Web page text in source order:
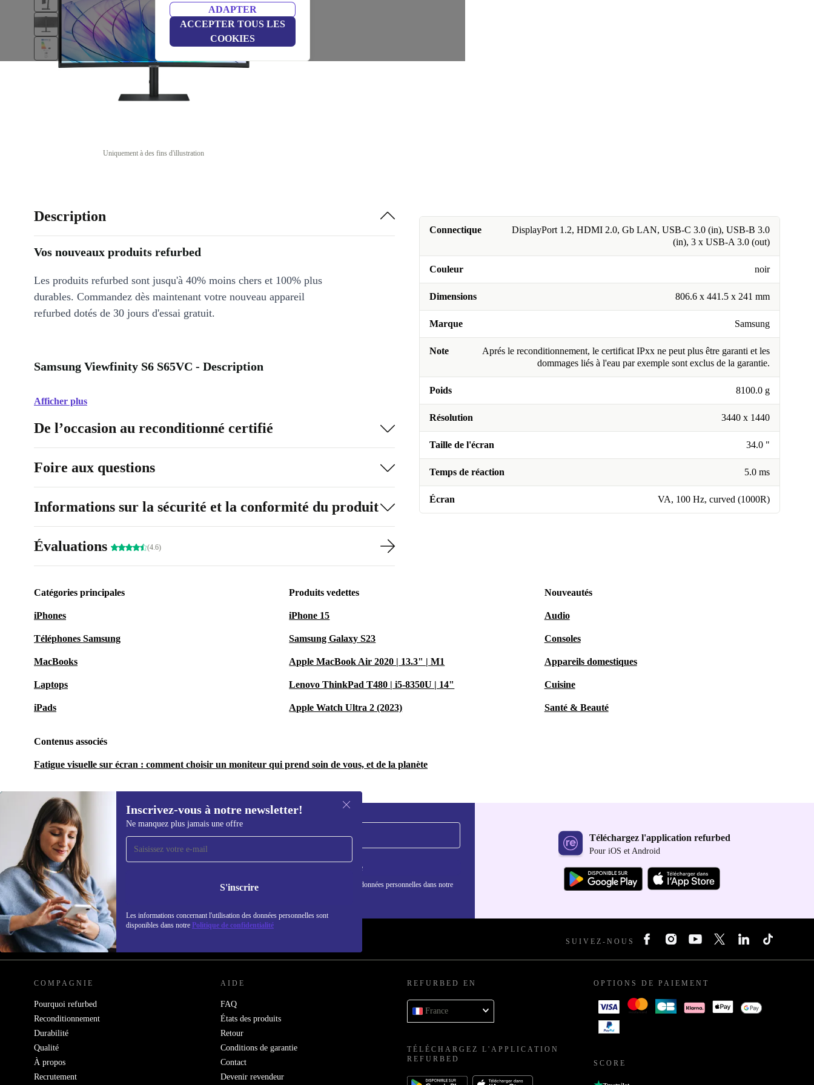
ADAPTER
ACCEPTER TOUS LES
COOKIES
Uniquement à des fins d'illustration
Connectique
DisplayPort 1.2, HDMI 2.0, Gb LAN, USB-C 3.0 (in), USB-B 3.0
(in), 3 x USB-A 3.0 (out)
Couleur noir
Dimensions 806.6 x 441.5 x 241 mm
Marque Samsung
Note
Aprés le reconditionnement, le certificat IPxx ne peut plus être garanti et les
dommages liés à l'eau par exemple sont exclus de la garantie.
Poids 8100.0 g
Résolution 3440 x 1440
Taille de l'écran 34.0 "
Temps de réaction 5.0 ms
Écran VA, 100 Hz, curved (1000R)
Description
Vos nouveaux produits refurbed
Les produits refurbed sont jusqu'à 40% moins chers et 100% plus
durables. Commandez dès maintenant votre nouveau appareil
refurbed dotés de 30 jours d'essai gratuit.
Samsung Viewfinity S6 S65VC - Description
Afficher plus
De l’occasion au reconditionné certifié
Foire aux questions
Informations sur la sécurité et la conformité du produit
Évaluations (4.6)
Catégories principales
iPhones
Téléphones Samsung
MacBooks
Laptops
iPads
Produits vedettes
iPhone 15
Samsung Galaxy S23
Apple MacBook Air 2020 | 13.3" | M1
Lenovo ThinkPad T480 | i5-8350U | 14"
Apple Watch Ultra 2 (2023)
Nouveautés
Audio
Consoles
Appareils domestiques
Cuisine
Santé & Beauté
Contenus associés
Fatigue visuelle sur écran : comment choisir un moniteur qui prend soin de vous, et de la planète
Inscrivez-vous à notre newsletter!
Ne manquez plus jamais une offre
S'inscrire
Les informations concernant l'utilisation des données personnelles sont
disponibles dans notre Politique de confidentialité
Recevoir offres et infos de
refurbed par mail
Ne manquez plus aucune offre.
S'inscrire
Retrouvez les informations sur l'utilisation des données personnelles dans notre
Téléchargez l'application refurbed
Pour iOS et Android
REFURBED FRANCE - RETHINK NEW. SUIVEZ-NOUS
COMPAGNIE
Pourquoi refurbed
Reconditionnement
Durabilité
Qualité
À propos
Recrutement
AIDE
FAQ
États des produits
Retour
Conditions de garantie
Contact
Devenir revendeur
REFURBED EN
France
TÉLÉCHARGEZ L'APPLICATION
REFURBED
OPTIONS DE PAIEMENT
SCORE